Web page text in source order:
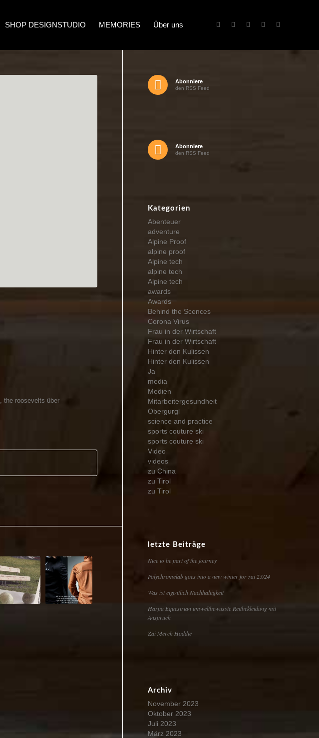
SHOP DESIGNSTUDIO MEMORIES Über uns
, the roosevelts über
Abonniere
den RSS Feed
Abonniere
den RSS Feed
Kategorien
Abenteuer
adventure
Alpine Proof
alpine proof
Alpine tech
alpine tech
Alpine tech
awards
Awards
Behind the Scences
Corona Virus
Frau in der Wirtschaft
Frau in der Wirtschaft
Hinter den Kulissen
Hinter den Kulissen
Ja
media
Medien
Mitarbeitergesundheit
Obergurgl
science and practice
sports couture ski
sports couture ski
Video
videos
zu China
zu Tirol
zu Tirol
letzte Beiträge
Nice to be part of the journey
Polychromelab goes into a new winter for zai 23/24
Was ist eigentlich Nachhaltigkeit
Harpa Equestrian umweltbewusste Reitbekleidung mit
Anspruch
Zai Merch Hoddie
Archiv
November 2023
Oktober 2023
Juli 2023
März 2023